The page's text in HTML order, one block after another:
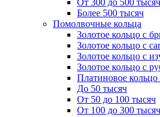
От 300 до 500 тысяч
Более 500 тысяч
Помолвочные кольца
Золотое кольцо с
Золотое кольцо с
Золотое кольцо с
Золотое кольцо с
Платиновое
До 50 тысяч
От 50 до 100 тысяч
От 100 до 300 тысяч